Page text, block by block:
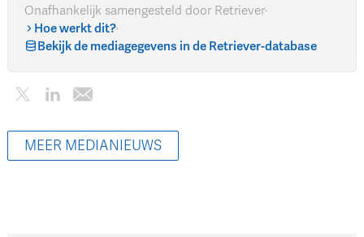
Onafhankelijk samengesteld door Retriever·
Hoe werkt dit?·
Bekijk de mediagegevens in de Retriever-database
MEER MEDIANIEUWS